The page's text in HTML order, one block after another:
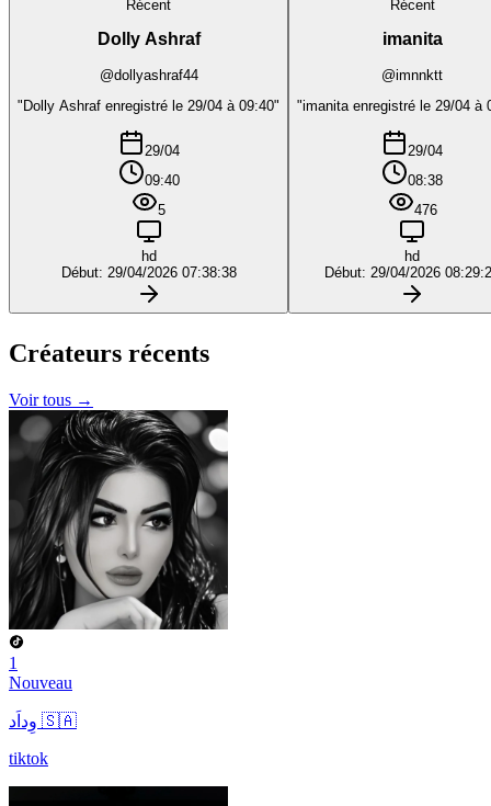
Récent
Dolly Ashraf
@dollyashraf44
"Dolly Ashraf enregistré le 29/04 à 09:40"
29/04
09:40
5
hd
Début: 29/04/2026 07:38:38
Récent
imanita
@imnnktt
"imanita enregistré le 29/04 à
29/04
08:38
476
hd
Début: 29/04/2026
Créateurs récents
Voir tous →
1
Nouveau
وِداَد 🇸🇦
tiktok